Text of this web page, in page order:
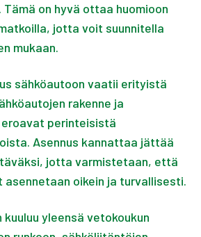
on hyvä ottaa huomioon
jotta voit suunnitella
mukaan.
sähköautoon vaatii erityistä
rakenne ja
perinteisistä
Asennus kannattaa jättää
jotta varmistetaan, että
asennetaan oikein ja turvallisesti.
yleensä vetokoukun